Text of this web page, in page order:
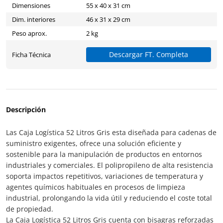
Dimensiones
55 x 40 x 31 cm
Dim. interiores
46 x 31 x 29 cm
Peso aprox.
2 kg
Ficha Técnica Descargar FT. Completa
Descripción
Las Caja Logística 52 Litros Gris esta diseñada para cadenas de
suministro exigentes, ofrece una solución eficiente y
sostenible para la manipulación de productos en entornos
industriales y comerciales. El polipropileno de alta resistencia
soporta impactos repetitivos, variaciones de temperatura y
agentes químicos habituales en procesos de limpieza
industrial, prolongando la vida útil y reduciendo el coste total
de propiedad.
La Caja Logística 52 Litros Gris cuenta con bisagras reforzadas